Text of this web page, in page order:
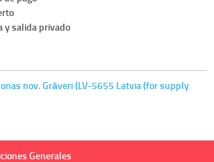
y salida privado
nov. Grāveri (LV-5655 Latvia (for supply
Generales